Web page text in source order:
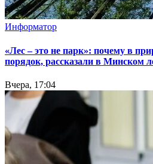
Информатор
«Лес – это не парк»: почему в
порядок, рассказали в Минском
Вчера, 17:04